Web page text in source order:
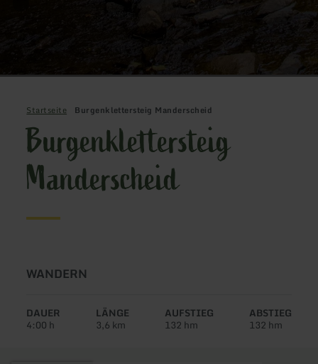
Startseite Burgenklettersteig Manderscheid
Burgenklettersteig
Manderscheid
Art
Tour:
WANDERN
DAUER
4:00 h
LÄNGE
3,6 km
AUFSTIEG
132 hm
ABSTIEG
132 hm